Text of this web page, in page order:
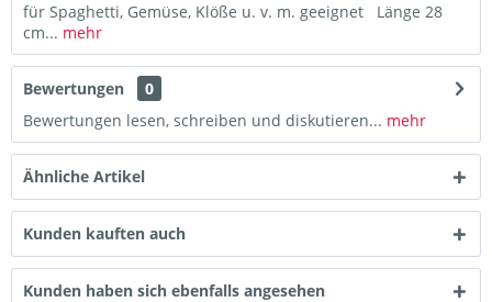
für Spaghetti, Gemüse, Klöße u. v. m. geeignet Länge 28
cm... mehr
Bewertungen
0
Bewertungen lesen, schreiben und diskutieren... mehr
Ähnliche Artikel
Kunden kauften auch
Kunden haben sich ebenfalls angesehen